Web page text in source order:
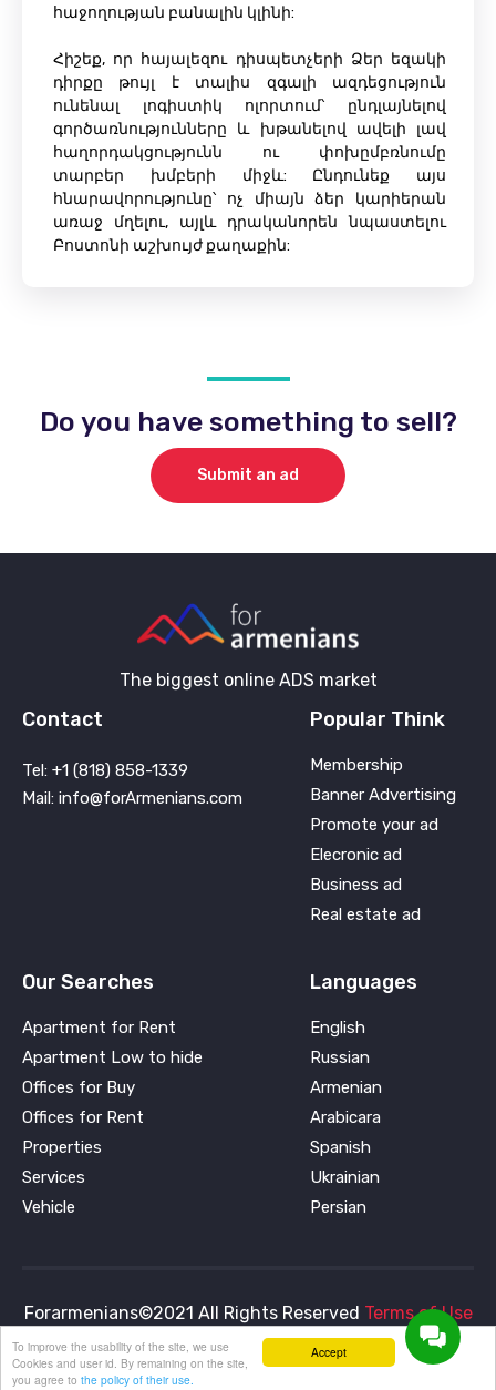
հաջողության բանալին կլինի:
Հիշեք, որ հայալեզու դիսպետչերի Ձեր եզակի
դիրքը թույլ է տալիս զգալի ազդեցություն
ունենալ լոգիստիկ ոլորտում՝ ընդլայնելով
գործառնությունները և խթանելով ավելի լավ
հաղորդակցությունն ու փոխըմբռնումը
տարբեր խմբերի միջև: Ընդունեք այս
հնարավորությունը՝ ոչ միայն ձեր կարիերան
առաջ մղելու, այլև դրականորեն նպաստելու
Բոստոնի աշխույժ քաղաքին:
Do you have something to sell?
Submit an ad
The biggest online ADS market
Contact
Tel: +1 (818) 858-1339
Mail: info@forArmenians.com
Popular Think
Membership
Banner Advertising
Promote your ad
Elecronic ad
Business ad
Real estate ad
Our Searches
Apartment for Rent
Apartment Low to hide
Offices for Buy
Offices for Rent
Properties
Services
Vehicle
Languages
English
Russian
Armenian
Arabicara
Spanish
Ukrainian
Persian
Forarmenians©2021 All Rights Reserved Terms of Use
and Privacy PolicyAccept
To improve the usability of the site, we use
Cookies and user id. By remaining on the site,
you agree to the policy of their use.